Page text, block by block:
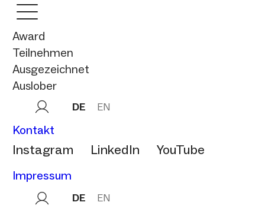
Award
Teilnehmen
Ausgezeichnet
Auslober
DE EN
Kontakt
Instagram LinkedIn YouTube
Impressum
DE EN